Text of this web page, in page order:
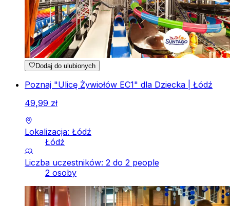
Dodaj do ulubionych
Poznaj "Ulicę Żywiołów EC1" dla Dziecka | Łódź
49,99 zł
Lokalizacja: Łódź
Łódź
Liczba uczestników: 2 do 2 people
2 osoby